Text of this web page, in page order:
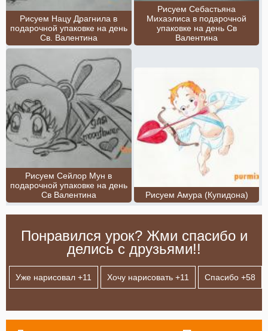
Рисуем Нацу Драгнила в
подарочной упаковке на день
Св. Валентина
Рисуем Себастьяна
Михаэлиса в подарочной
упаковке на день Св
Валентина
Рисуем Сейлор Мун в
подарочной упаковке на день
Св Валентина
Рисуем Амура (Купидона)
Понравился урок? Жми спасибо и
делись с друзьями!!
Уже нарисовал +11 Хочу нарисовать +11 Спасибо +58